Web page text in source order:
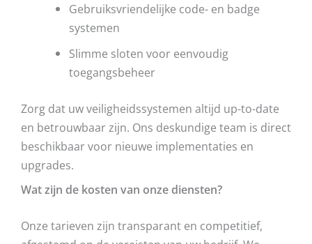
Gebruiksvriendelijke code- en badge
systemen
Slimme sloten voor eenvoudig
toegangsbeheer
Zorg dat uw veiligheidssystemen altijd up-to-date
en betrouwbaar zijn. Ons deskundige team is direct
beschikbaar voor nieuwe implementaties en
upgrades.
Wat zijn de kosten van onze diensten?
Onze tarieven zijn transparant en competitief,